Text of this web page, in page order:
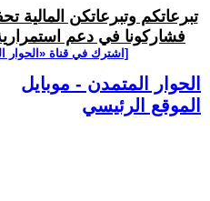
تبرعاتكم وتبرعاتكن المالية
فشاركونا في دعم
[اشترك في قناة ‫«الحوار
الحوار المتمدن - موبايل
الموقع الرئيسي